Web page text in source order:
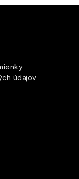
údajov